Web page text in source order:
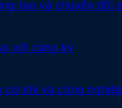
tạo và chuyển đổi
với cùng kỳ
cơ khí và công